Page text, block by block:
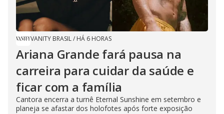
VANITY BRASIL/ HÁ 6 HORAS
Ariana Grande fará pausa na
carreira para cuidar da saúde e
ficar com a família
Cantora encerra a turnê Eternal Sunshine em setembro e
planeja se afastar dos holofotes após forte exposição